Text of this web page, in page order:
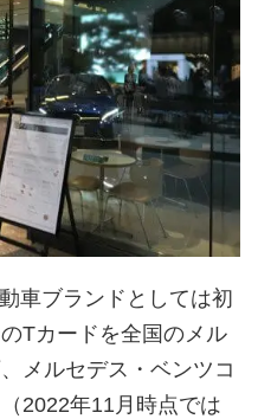
車ブランドとしては初
Tカードを全国のメル
メルセデス・ベンツコ
2022年11月時点では